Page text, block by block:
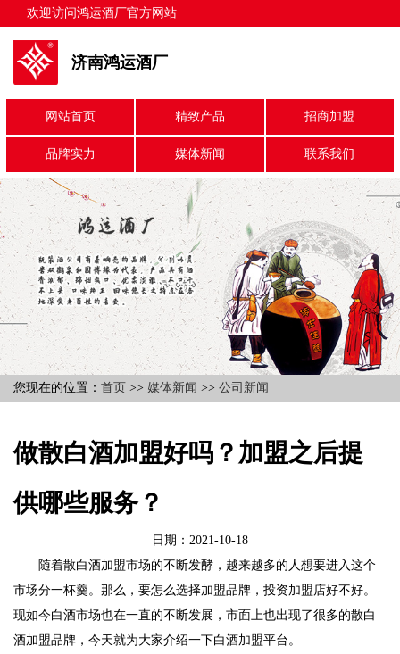
欢迎访问鸿运酒厂官方网站
济南鸿运酒厂
网站首页 精致产品 招商加盟
品牌实力 媒体新闻 联系我们
您现在的位置： 首页 >> 媒体新闻 >> 公司新闻
做散白酒加盟好吗？加盟之后提
供哪些服务？
日期：2021-10-18
随着散白酒加盟市场的不断发酵，越来越多的人想要进入这个
市场分一杯羹。那么，要怎么选择加盟品牌，投资加盟店好不好。
现如今白酒市场也在一直的不断发展，市面上也出现了很多的散白
酒加盟品牌，今天就为大家介绍一下白酒加盟平台。